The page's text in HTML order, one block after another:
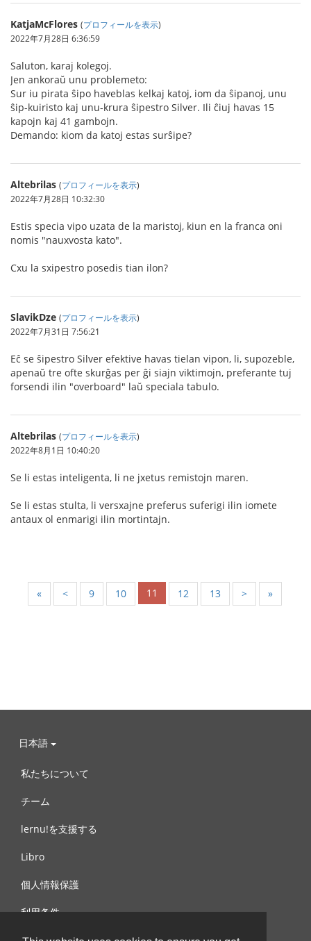
KatjaMcFlores (プロフィールを表示)
2022年7月28日 6:36:59
Saluton, karaj kolegoj.
Jen ankoraŭ unu problemeto:
Sur iu pirata ŝipo haveblas kelkaj katoj, iom da ŝipanoj, unu
ŝip-kuiristo kaj unu-krura ŝipestro Silver. Ili ĉiuj havas 15
kapojn kaj 41 gambojn.
Demando: kiom da katoj estas surŝipe?
Altebrilas (プロフィールを表示)
2022年7月28日 10:32:30
Estis specia vipo uzata de la maristoj, kiun en la franca oni
nomis "nauxvosta kato".
Cxu la sxipestro posedis tian ilon?
SlavikDze (プロフィールを表示)
2022年7月31日 7:56:21
Eĉ se ŝipestro Silver efektive havas tielan vipon, li, supozeble,
apenaŭ tre ofte skurĝas per ĝi siajn viktimojn, preferante tuj
forsendi ilin "overboard" laŭ speciala tabulo.
Altebrilas (プロフィールを表示)
2022年8月1日 10:40:20
Se li estas inteligenta, li ne jxetus remistojn maren.
Se li estas stulta, li versxajne preferus suferigi ilin iomete
antaux ol enmarigi ilin mortintajn.
« < 9 10 11 12 13 > »
日本語
私たちについて
チーム
lernu!を支援する
Libro
個人情報保護
利用条件